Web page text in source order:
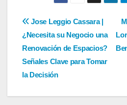
Navegación
de
entradas
Jose Leggio Cassara |
¿Necesita su Negocio una
Renovación de Espacios?
Señales Clave para Tomar
la Decisión